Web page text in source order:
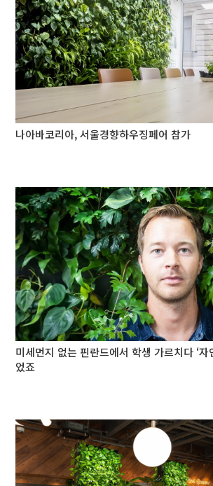
나아바코리아, 서울경향하우징페어 참가
미세먼지 없는 핀란드에서 학생 가르치다 ‘자
었죠